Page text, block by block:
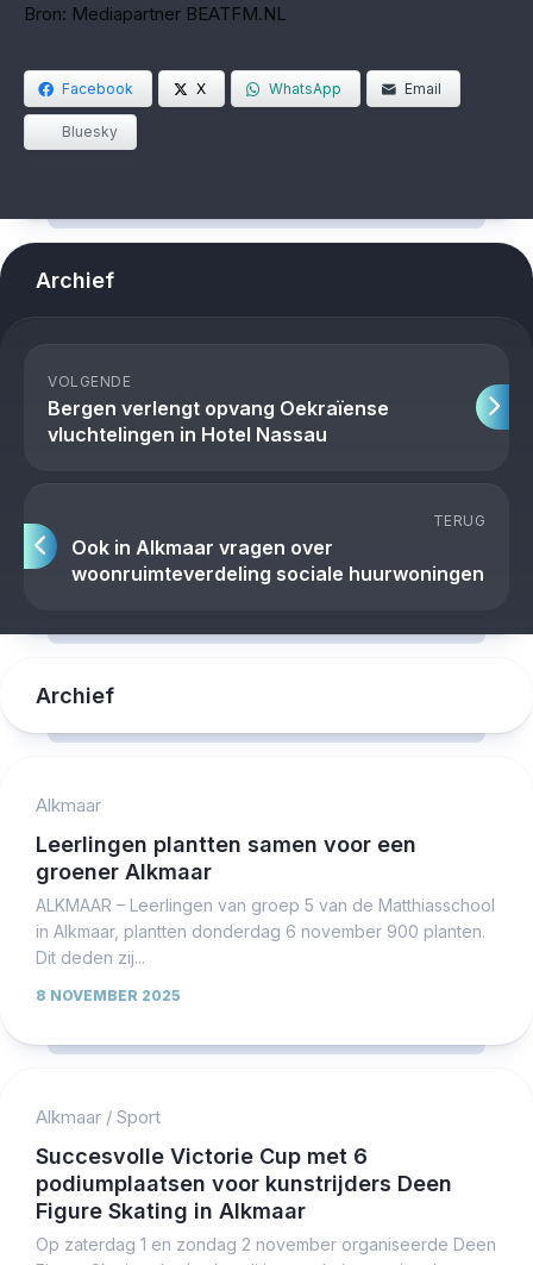
Bron: Mediapartner BEATFM.NL
Facebook X WhatsApp Email
Bluesky
Archief
VOLGENDE
Bergen verlengt opvang Oekraïense
vluchtelingen in Hotel Nassau
TERUG
Ook in Alkmaar vragen over
woonruimteverdeling sociale huurwoningen
Archief
Alkmaar
Leerlingen plantten samen voor een
groener Alkmaar
ALKMAAR – Leerlingen van groep 5 van de Matthiasschool
in Alkmaar, plantten donderdag 6 november 900 planten.
Dit deden zij...
8 NOVEMBER 2025
Alkmaar / Sport
Succesvolle Victorie Cup met 6
podiumplaatsen voor kunstrijders Deen
Figure Skating in Alkmaar
Op zaterdag 1 en zondag 2 november organiseerde Deen